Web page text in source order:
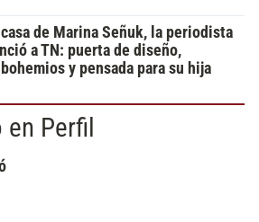
de Marina Señuk, la periodista
a TN: puerta de diseño,
y pensada para su hija
Perfil